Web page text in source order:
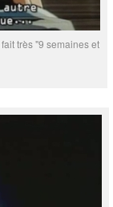
très "9 semaines et